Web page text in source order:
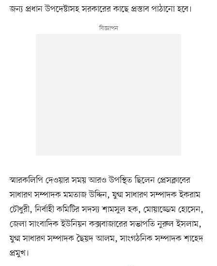
জন্য প্রধান উপদেষ্টাসহ সরকারের কাছে প্রস্তাব পাঠানো হবে।
স্মারকলিপি দেওয়ার সময় আরও উপস্থিত ছিলেন প্রেসক্লাবের
সাধারণ সম্পাদক মমতাজ উদ্দিন, যুগ্ম সাধারণ সম্পাদক ইকরাম
চৌধুরী, নির্বাহী কমিটির সদস্য শামসুল হক, মোয়াজ্জেম হোসেন,
জেলা সাংবাদিক ইউনিয়ন কক্সবাজারের সভাপতি নুরুল ইসলাম,
যুগ্ম সাধারণ সম্পাদক ছৈয়দ আলম, সাংগঠনিক সম্পাদক শাহেদ
প্রমুখ।